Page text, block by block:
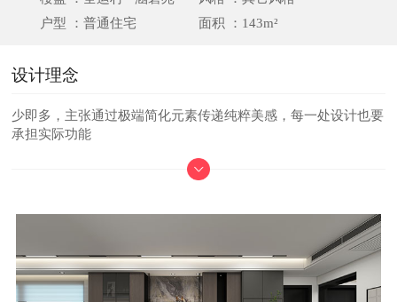
户型 ：普通住宅
面积 ：143m²
设计理念
少即多，主张通过极端简化元素传递纯粹美感，每一处设计也要
承担实际功能